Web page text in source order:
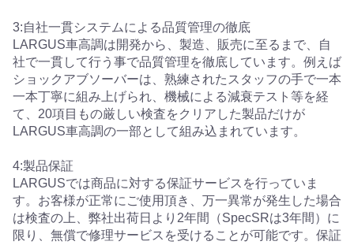
3:自社一貫システムによる品質管理の徹底
LARGUS車高調は開発から、製造、販売に至るまで、自
社で一貫して行う事で品質管理を徹底しています。例えば
ショックアブソーバーは、熟練されたスタッフの手で一本
一本丁寧に組み上げられ、機械による減衰テスト等を経
て、20項目もの厳しい検査をクリアした製品だけが
LARGUS車高調の一部として組み込まれています。
4:製品保証
LARGUSでは商品に対する保証サービスを行っていま
す。お客様が正常にご使用頂き、万一異常が発生した場合
は検査の上、弊社出荷日より2年間（SpecSRは3年間）に
限り、無償で修理サービスを受けることが可能です。保証